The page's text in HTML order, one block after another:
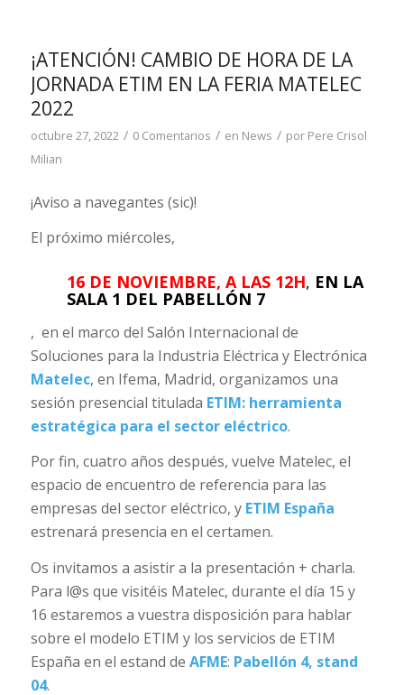
¡ATENCIÓN! CAMBIO DE HORA DE LA
JORNADA ETIM EN LA FERIA MATELEC
2022
octubre 27, 2022 / 0 Comentarios / en News / por Pere Crisol
Milian
¡Aviso a navegantes (sic)!
El próximo miércoles,
16 DE NOVIEMBRE, A LAS 12H, EN LA
SALA 1 DEL PABELLÓN 7
, en el marco del Salón Internacional de
Soluciones para la Industria Eléctrica y Electrónica
Matelec, en Ifema, Madrid, organizamos una
sesión presencial titulada ETIM: herramienta
estratégica para el sector eléctrico.
Por fin, cuatro años después, vuelve Matelec, el
espacio de encuentro de referencia para las
empresas del sector eléctrico, y ETIM España
estrenará presencia en el certamen.
Os invitamos a asistir a la presentación + charla.
Para l@s que visitéis Matelec, durante el día 15 y
16 estaremos a vuestra disposición para hablar
sobre el modelo ETIM y los servicios de ETIM
España en el estand de AFME: Pabellón 4, stand
04.